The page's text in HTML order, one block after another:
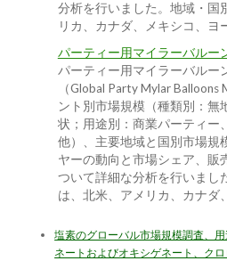
分析を行いました。地域・国
リカ、カナダ、メキシコ、ヨ
パーティー用マイラーバルー
パーティー用マイラーバルー
（Global Party Mylar
ント別市場規模（種類別：無
状；用途別：商業パーティー
他）、主要地域と国別市場規
ヤーの動向と市場シェア、販
ついて詳細な分析を行いまし
は、北米、アメリカ、カナダ
塩素のグローバル市場規模調査、
ネートおよびオキシゲネート、ク